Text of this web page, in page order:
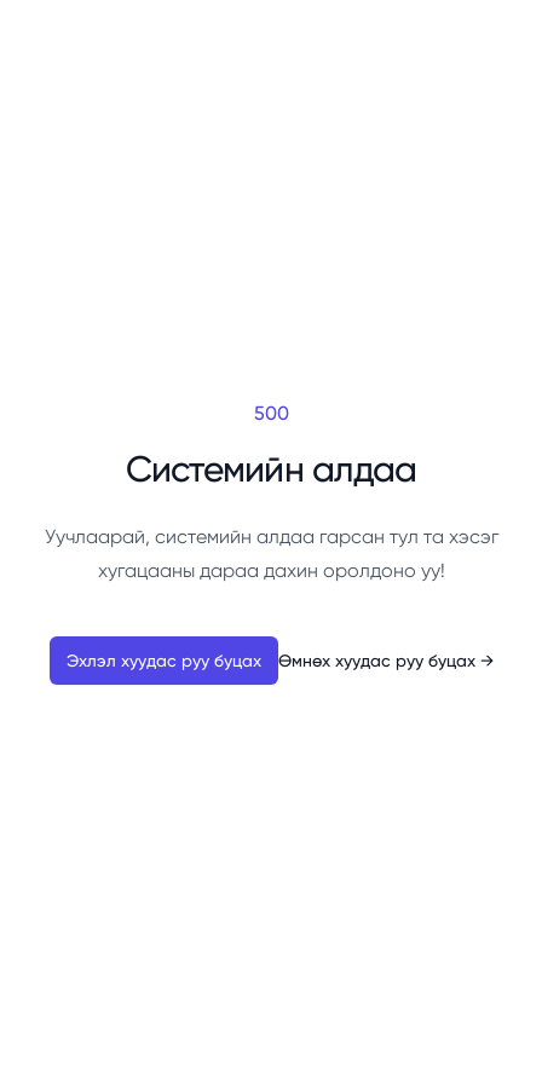
500
Системийн алдаа
Уучлаарай, системийн алдаа гарсан тул та хэсэг
хугацааны дараа дахин оролдоно уу!
Эхлэл хуудас руу буцах Өмнөх хуудас руу буцах →